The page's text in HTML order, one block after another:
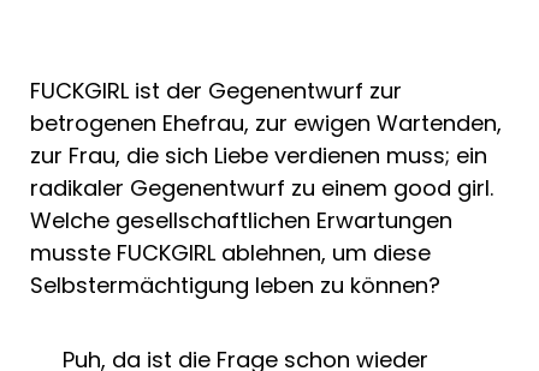
FUCKGIRL ist der Gegenentwurf zur
betrogenen Ehefrau, zur ewigen Wartenden,
zur Frau, die sich Liebe verdienen muss; ein
radikaler Gegenentwurf zu einem good girl.
Welche gesellschaftlichen Erwartungen
musste FUCKGIRL ablehnen, um diese
Selbstermächtigung leben zu können?
Puh, da ist die Frage schon wieder